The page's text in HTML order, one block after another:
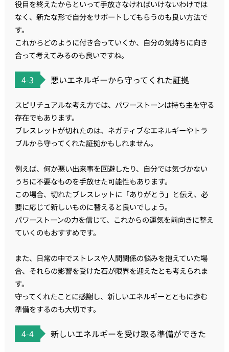
役目を終えたからといって手放さなければいけないわけでは
なく、新たな形で自分をサポートしてもらうのも良い方法で
す。
これからどのように付き合っていくか、自分の気持ちに向き
合って考えてみるのも良いですね。
4-3 悪いエネルギーから守ってくれた証拠
スピリチュアルな考え方では、パワーストーンは持ち主を守る
存在でもあります。
ブレスレットが切れたのは、ネガティブなエネルギーやトラ
ブルから守ってくれた証拠かもしれません。
例えば、何か悪い出来事を回避したり、自分では気づかない
うちに不要なものを手放せた可能性もあります。
この場合、切れたブレスレットに「ありがとう」と伝え、必
要に応じて新しいものに替えると良いでしょう。
パワーストーンの力を信じて、これからの運気を前向きに整え
ていくのもおすすめです。
また、日常の中でストレスや人間関係の悩みを抱えていた場
合、それらの影響を受けた石が限界を迎えたとも考えられま
す。
守ってくれたことに感謝し、新しいエネルギーとともに歩む
準備をするのも大切です。
4-4 新しいエネルギーを受け取る準備ができた